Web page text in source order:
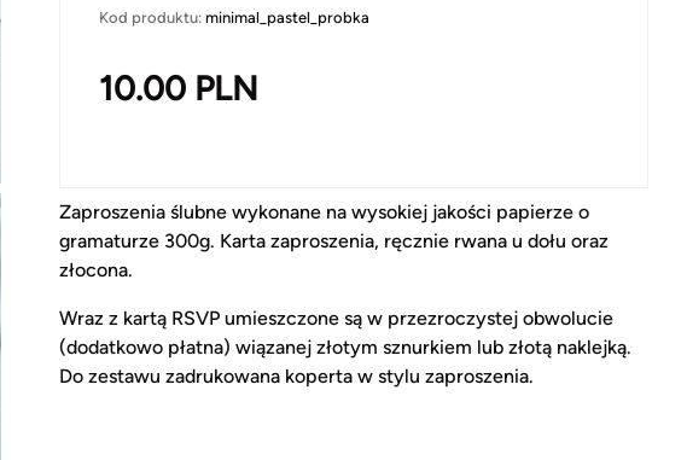
Kod produktu: minimal_pastel_probka
10.00 PLN
Zaproszenia ślubne wykonane na wysokiej jakości papierze o
gramaturze 300g. Karta zaproszenia, ręcznie rwana u dołu oraz
złocona.
Wraz z kartą RSVP umieszczone są w przezroczystej obwolucie
(dodatkowo płatna) wiązanej złotym sznurkiem lub złotą naklejką.
Do zestawu zadrukowana koperta w stylu zaproszenia.